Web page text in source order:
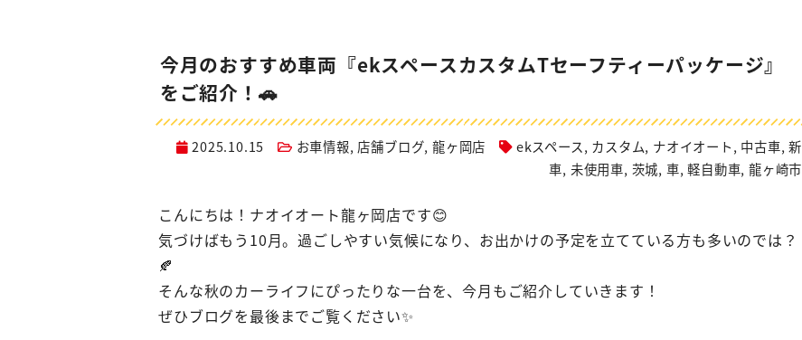
今月のおすすめ車両『ekスペースカスタムTセーフティーパッケージ』
をご紹介！🚗
2025.10.15 お車情報, 店舗ブログ,龍ヶ岡店 ekスペース, カスタム, ナオイオート, 中古車,新
車, 未使用車, 茨城, 車,軽自動車, 龍ヶ崎市
こんにちは！ナオイオート龍ヶ岡店です😊
気づけばもう10月。過ごしやすい気候になり、お出かけの予定を立てている方も多いのでは？
🍂
そんな秋のカーライフにぴったりな一台を、今月もご紹介していきます！
ぜひブログを最後までご覧ください✨